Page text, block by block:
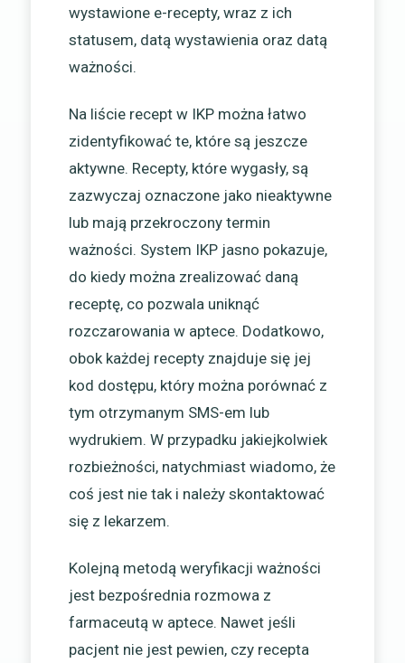
wystawione e-recepty, wraz z ich
statusem, datą wystawienia oraz datą
ważności.
Na liście recept w IKP można łatwo
zidentyfikować te, które są jeszcze
aktywne. Recepty, które wygasły, są
zazwyczaj oznaczone jako nieaktywne
lub mają przekroczony termin
ważności. System IKP jasno pokazuje,
do kiedy można zrealizować daną
receptę, co pozwala uniknąć
rozczarowania w aptece. Dodatkowo,
obok każdej recepty znajduje się jej
kod dostępu, który można porównać z
tym otrzymanym SMS-em lub
wydrukiem. W przypadku jakiejkolwiek
rozbieżności, natychmiast wiadomo, że
coś jest nie tak i należy skontaktować
się z lekarzem.
Kolejną metodą weryfikacji ważności
jest bezpośrednia rozmowa z
farmaceutą w aptece. Nawet jeśli
pacjent nie jest pewien, czy recepta